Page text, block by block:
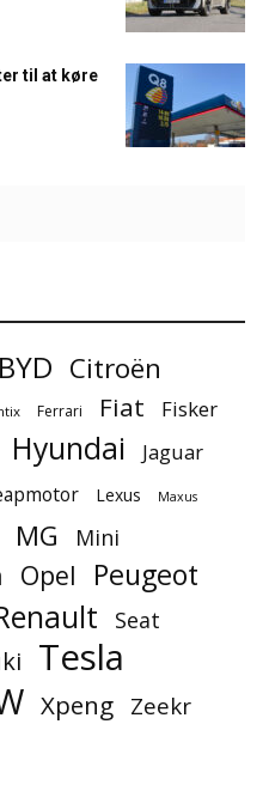
til at køre
BYD Citroën
Ferrari Fiat Fisker
Hyundai Jaguar
Lexus Maxus
MG Mini
Opel Peugeot
Seat
Tesla
Xpeng Zeekr